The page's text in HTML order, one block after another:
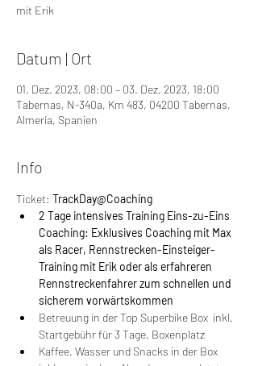
mit Erik
Datum | Ort
01. Dez. 2023, 08:00 – 03. Dez. 2023, 18:00
Tabernas, N-340a, Km 483, 04200 Tabernas,
Almería, Spanien
Info
Ticket: TrackDay@Coaching
2 Tage intensives Training Eins-zu-Eins
Coaching: Exklusives Coaching mit Max
als Racer, Rennstrecken-Einsteiger-
Training mit Erik oder als erfahreren
Rennstreckenfahrer zum schnellen und
sicherem vorwärtskommen
Betreuung in der Top Superbike Box  inkl.
Startgebühr für 3 Tage, Boxenplatz
Kaffee, Wasser und Snacks in der Box